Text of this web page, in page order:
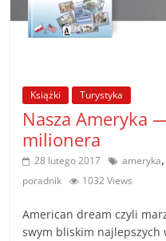
Książki Turystyka
Nasza Ameryka
milionera
28 lutego 2017 ameryka
poradnik 1032 Views
American dream czyli
swym bliskim najlepszych